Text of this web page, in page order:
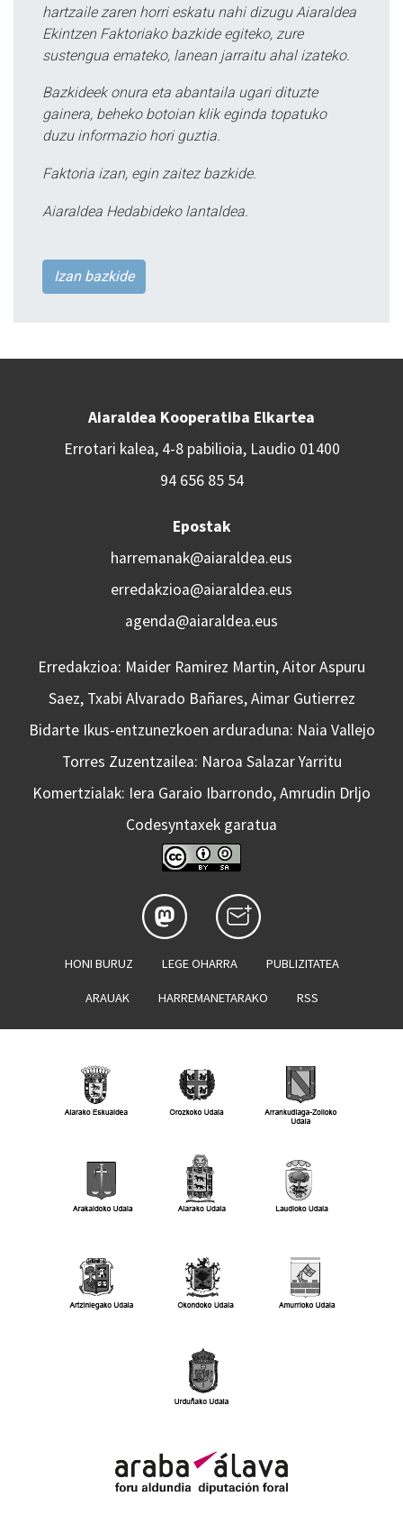
hartzaile zaren horri eskatu nahi dizugu Aiaraldea
Ekintzen Faktoriako bazkide egiteko, zure
sustengua emateko, lanean jarraitu ahal izateko.
Bazkideek onura eta abantaila ugari dituzte
gainera, beheko botoian klik eginda topatuko
duzu informazio hori guztia.
Faktoria izan, egin zaitez bazkide.
Aiaraldea Hedabideko lantaldea.
Izan bazkide
Aiaraldea Kooperatiba Elkartea
Errotari kalea, 4-8 pabilioia, Laudio 01400
94 656 85 54
Epostak
harremanak@aiaraldea.eus
erredakzioa@aiaraldea.eus
agenda@aiaraldea.eus
Erredakzioa: Maider Ramirez Martin, Aitor Aspuru
Saez, Txabi Alvarado Bañares, Aimar Gutierrez
Bidarte Ikus-entzunezkoen arduraduna: Naia Vallejo
Torres Zuzentzailea: Naroa Salazar Yarritu
Komertzialak: Iera Garaio Ibarrondo, Amrudin Drljo
Codesyntaxek garatua
HONI BURUZ LEGE OHARRA PUBLIZITATEA
ARAUAK HARREMANETARAKO RSS